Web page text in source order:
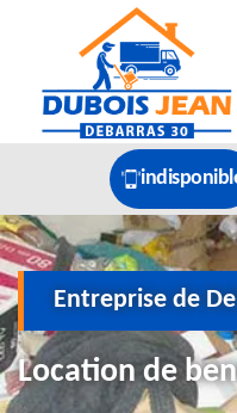
Entreprise de
Location de